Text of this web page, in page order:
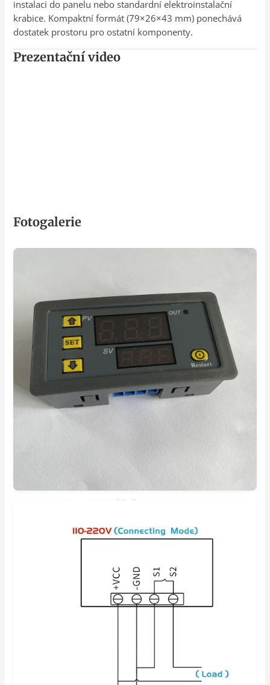
instalaci do panelu nebo standardní elektroinstalační
krabice. Kompaktní formát (79×26×43 mm) ponechává
dostatek prostoru pro ostatní komponenty.
Prezentační video
Fotogalerie